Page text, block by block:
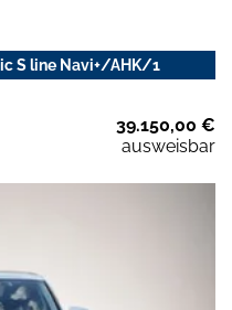
S line Navi+/AHK/1
39.150,00 €
ausweisbar